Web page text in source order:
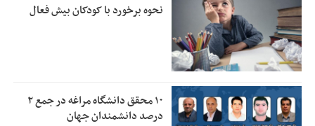
نحوه برخورد با کودکان بیش فعال
۱۰ محقق دانشگاه مراغه در جمع ۲
درصد دانشمندان جهان